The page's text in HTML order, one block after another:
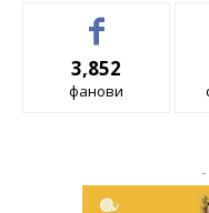
3,852
фанови
-